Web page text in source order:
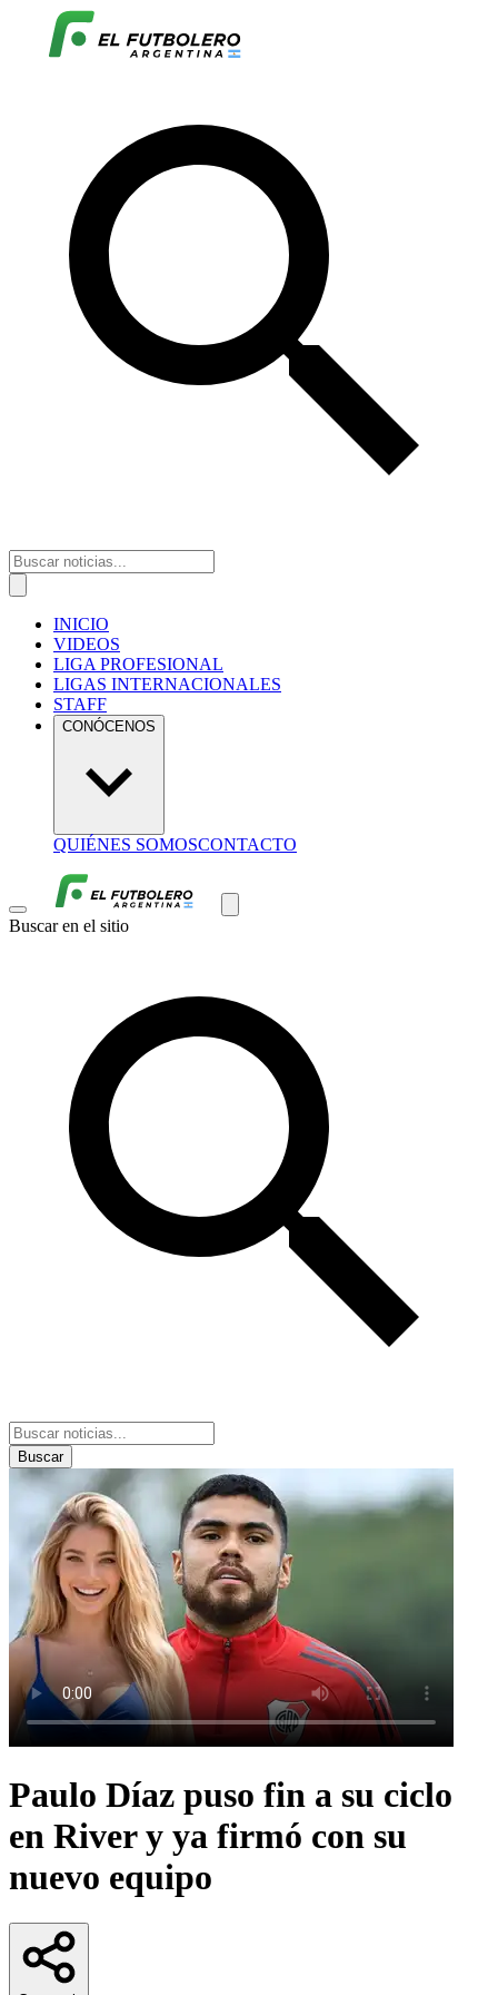
INICIO
VIDEOS
LIGA PROFESIONAL
LIGAS INTERNACIONALES
STAFF
CONÓCENOS
QUIÉNES SOMOSCONTACTO
Buscar en el sitio
Buscar
Paulo Díaz puso fin a su ciclo
en River y ya firmó con su
nuevo equipo